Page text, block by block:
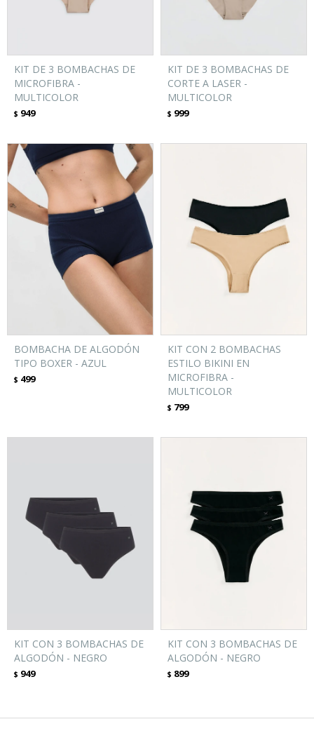
KIT DE 3 BOMBACHAS DE
MICROFIBRA -
MULTICOLOR
$ 949
KIT DE 3 BOMBACHAS DE
CORTE A LASER -
MULTICOLOR
$ 999
BOMBACHA DE ALGODÓN
TIPO BOXER - AZUL
$ 499
KIT CON 2 BOMBACHAS
ESTILO BIKINI EN
MICROFIBRA -
MULTICOLOR
$ 799
KIT CON 3 BOMBACHAS DE
ALGODÓN - NEGRO
$ 949
KIT CON 3 BOMBACHAS DE
ALGODÓN - NEGRO
$ 899